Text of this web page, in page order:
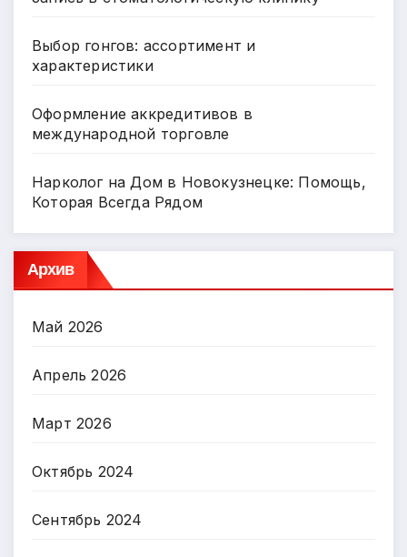
Выбор гонгов: ассортимент и
характеристики
Оформление аккредитивов в
международной торговле
Нарколог на Дом в Новокузнецке: Помощь,
Которая Всегда Рядом
Архив
Май 2026
Апрель 2026
Март 2026
Октябрь 2024
Сентябрь 2024